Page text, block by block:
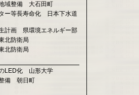
域整備 大石田町
ー等長寿命化 日本下水道
計画 県環境エネルギー部
北防衛局
北防衛局
LED化 山形大学
備 朝日町